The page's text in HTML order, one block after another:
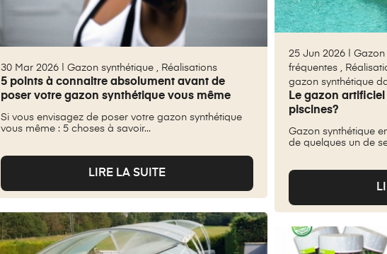
25 Jun 2026 | Gazon
fréquentes
gazon synthétique
Le gazon
piscines?
Gazon synthétique
de quelques un de
30 Mar 2026 | Gazon synthétique Réalisations
5 points à connaitre absolument avant de
poser votre gazon synthétique vous même
Si vous envisagez de poser votre gazon synthétique
vous même : 5 choses à savoir...
LIRE LA SUITE